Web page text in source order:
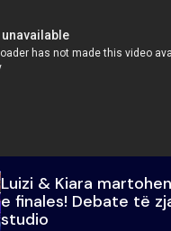
Luizi & Kiara
e finales! Debate të
studio